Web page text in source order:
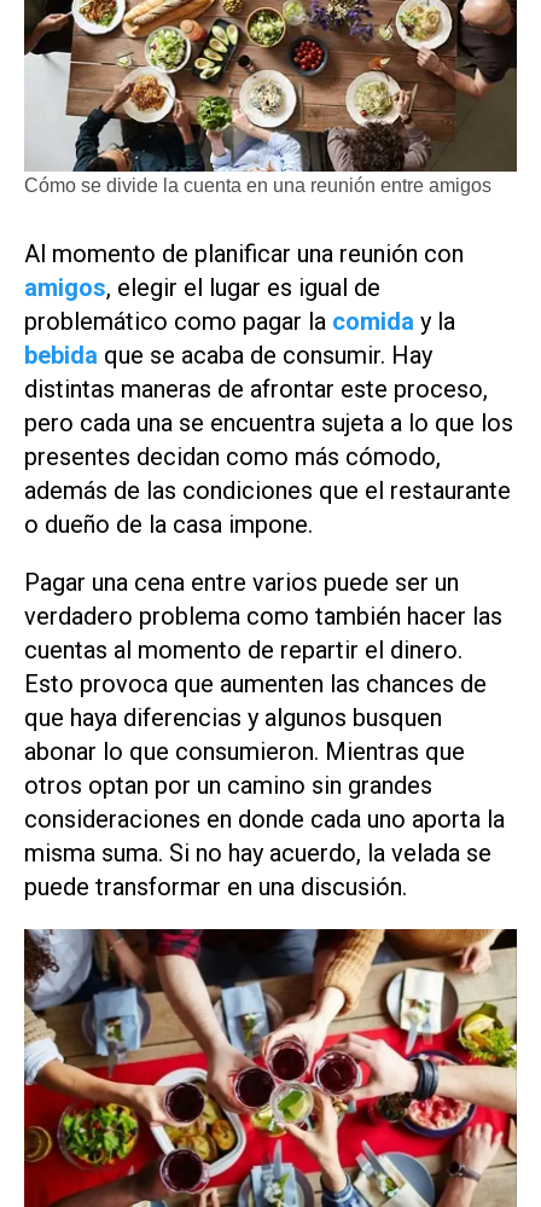
Cómo se divide la cuenta en una reunión entre amigos
Al momento de planificar una reunión con
amigos, elegir el lugar es igual de
problemático como pagar la comida y la
bebida que se acaba de consumir. Hay
distintas maneras de afrontar este proceso,
pero cada una se encuentra sujeta a lo que los
presentes decidan como más cómodo,
además de las condiciones que el restaurante
o dueño de la casa impone.
Pagar una cena entre varios puede ser un
verdadero problema como también hacer las
cuentas al momento de repartir el dinero.
Esto provoca que aumenten las chances de
que haya diferencias y algunos busquen
abonar lo que consumieron. Mientras que
otros optan por un camino sin grandes
consideraciones en donde cada uno aporta la
misma suma. Si no hay acuerdo, la velada se
puede transformar en una discusión.